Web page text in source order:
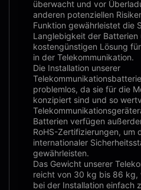
überwacht und vor
anderen potenziellen
Funktion gewährleistet die
Langlebigkeit der
kostengünstigen Lösung
in der Telekommunikation.
Die Installation unserer
problemlos, da sie für die
konzipiert sind und so
Batterien verfügen
RoHS-Zertifizierungen, um
internationaler
gewährleisten.
Das Gewicht unserer
reicht von 30 kg bis 86 kg,
bei der Installation einfach